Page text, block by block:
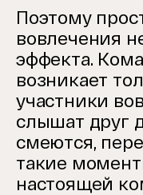
Поэтому
вовлечения
эффекта.
возникает
участники
слышат друг
смеются,
такие
настоящей